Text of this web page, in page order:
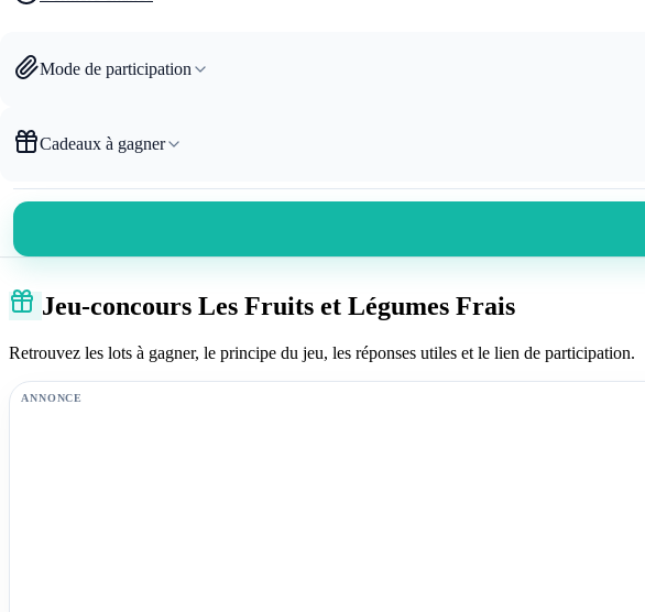
Mode de participation
Cadeaux à gagner
Jeu-concours Les Fruits et Légumes Frais
Retrouvez les lots à gagner, le principe du jeu, les réponses utiles et le lien de participation.
ANNONCE